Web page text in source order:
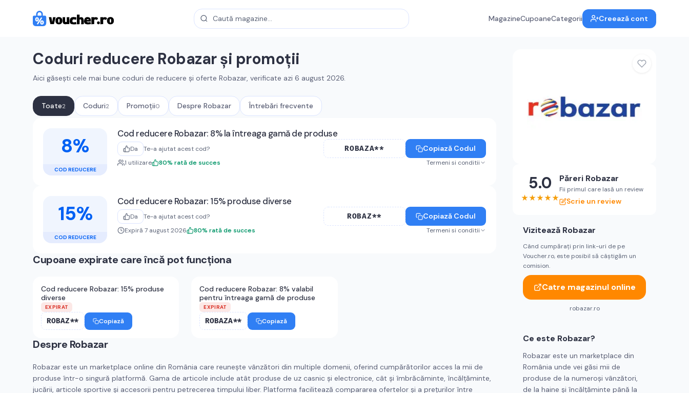
MagazineCupoaneCategorii Creează cont
Coduri reducere Robazarși promoții
Aici găsești cele mai bune coduri de reducere și oferte Robazar, verificate azi 6 august 2026.
Toate2 Coduri2 Promoții0 Despre Robazar Întrebări frecvente
8%
COD REDUCERE
Cod reducere Robazar: 8% la întreaga gamă de produse
Da Te-a ajutat acest cod? ROBAZA** Copiază Codul
1 utilizare 80% rată de succes Termeni si conditii
15%
COD REDUCERE
Cod reducere Robazar: 15% produse diverse
Da Te-a ajutat acest cod? ROBAZ** Copiază Codul
Expiră 7 august 2026 80% rată de succes Termeni si conditii
Cupoane expirate care încă pot funcționa
Cod reducere Robazar: 15% produse
diverse
EXPIRAT
ROBAZ** Copiază
Cod reducere Robazar: 8% valabil
pentru întreaga gamă de produse
EXPIRAT
ROBAZA** Copiază
Despre Robazar
Robazar este un marketplace online din România care reunește vânzători din multiple domenii, oferind cumpărătorilor acces la mii de
produse într-o singură platformă. Gama de articole include atât produse de uz casnic și electronice, cât și îmbrăcăminte, încălțăminte,
jucării, articole sportive și accesorii pentru petrecerea timpului liber. Platforma facilitează compararea ofertelor și a prețurilor între
5.0
★★★★★
Păreri Robazar
Fii primul care lasă un review
Scrie un review
Vizitează Robazar
Când cumpărați prin link-uri de pe
Voucher.ro, este posibil să câștigăm un
comision.
Catre magazinul online
robazar.ro
Ce este Robazar?
Robazar este un marketplace din
România unde vei găsi mii de
produse de la numeroși vânzători,
de la haine și încălțăminte până la